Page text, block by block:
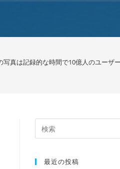
写真は記録的な時間で10億人のユーザ
最近の投稿